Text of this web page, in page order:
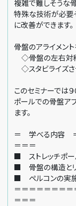
複雑で難しそうな
特殊な技術が必要
に改善ができます。
骨盤のアライメン
◇骨盤の左右対
◇スタビライズさ
このセミナーでは
ポールでの骨盤ア
ます。
＝ 学べる内容
＝＝＝
■ ストレッチポー
■ 骨盤の構造とリ
■ ペルコンの実
＝＝＝＝＝＝＝
＝＝＝